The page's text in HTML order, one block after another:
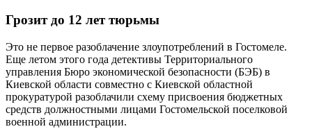
Грозит до 12 леттюрьмы
Это не первое разоблачение злоупотреблений в Гостомеле.
Еще летом этого года детективы Территориального
управления Бюро экономической безопасности (БЭБ) в
Киевской области совместно с Киевской областной
прокуратурой разоблачили схему присвоения бюджетных
средств должностными лицами Гостомельской поселковой
военной администрации.